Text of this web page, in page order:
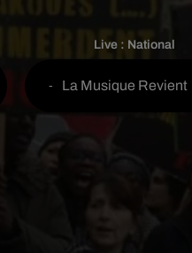
Live : National
- La Musique Revient